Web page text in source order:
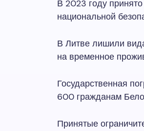
В 2023 году
национальной
В Литве лишили
на временное
Государственная
600 гражданам
Принятые